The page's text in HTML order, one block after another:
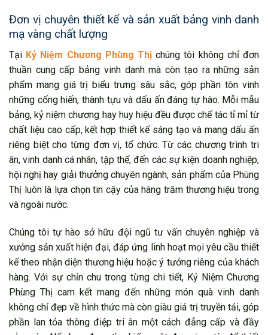
Đơn vị chuyên thiết kế và sản xuất bảng vinh danh
mạ vàng chất lượng
Tại Kỷ Niệm Chương Phùng Thị chúng tôi không chỉ đơn
thuần cung cấp bảng vinh danh mà còn tạo ra những sản
phẩm mang giá trị biểu trưng sâu sắc, góp phần tôn vinh
những cống hiến, thành tựu và dấu ấn đáng tự hào. Mỗi mẫu
bảng, kỷ niệm chương hay huy hiệu đều được chế tác tỉ mỉ từ
chất liệu cao cấp, kết hợp thiết kế sáng tạo và mang dấu ấn
riêng biệt cho từng đơn vị, tổ chức. Từ các chương trình tri
ân, vinh danh cá nhân, tập thể, đến các sự kiện doanh nghiệp,
hội nghị hay giải thưởng chuyên ngành, sản phẩm của Phùng
Thị luôn là lựa chọn tin cậy của hàng trăm thương hiệu trong
và ngoài nước.
Chúng tôi tự hào sở hữu đội ngũ tư vấn chuyên nghiệp và
xưởng sản xuất hiện đại, đáp ứng linh hoạt mọi yêu cầu thiết
kế theo nhận diện thương hiệu hoặc ý tưởng riêng của khách
hàng. Với sự chỉn chu trong từng chi tiết, Kỷ Niệm Chương
Phùng Thị cam kết mang đến những món quà vinh danh
không chỉ đẹp về hình thức mà còn giàu giá trị truyền tải, góp
phần lan tỏa thông điệp tri ân một cách đẳng cấp và đầy